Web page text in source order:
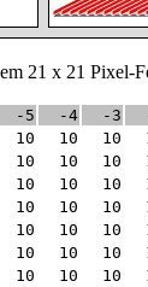
21 x 21 Pixel-
-5 -4 -3
10 10 10
10 10 10
10 10 10
10 10 10
10 10 10
10 10 10
10 10 10